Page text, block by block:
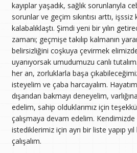
kayıplar yaşadık, sağlık sorunlarıyla
sorunlar ve geçim sıkıntısı arttı,
kalabalıklaştı. Şimdi yeni bir yılın
zamanı; geçmişe takılıp kalmanın
belirsizliğini coşkuya çevirmek
uyanıyorsak umudumuzu canlı
her an, zorluklarla başa
isteyelim ve çaba harcayalım.
dışarıdan bakmayı deneyelim,
edelim, sahip olduklarımız için
çalışmaya devam edelim.
istediklerimiz için ayrı bir liste yapıp
çalışalım.